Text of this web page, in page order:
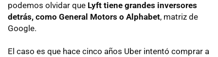
podemos olvidar que Lyft tiene grandes inversores
detrás, como General Motors o Alphabet, matriz de
Google.
El caso es que hace cinco años Uber intentó comprar a